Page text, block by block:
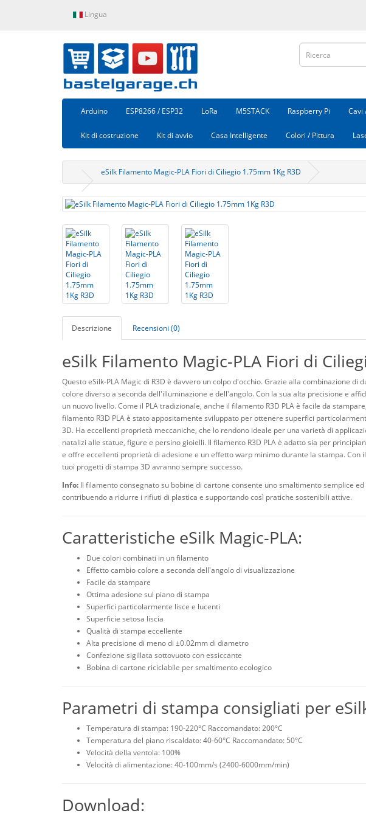
Lingua
Arduino ESP8266 / ESP32 LoRa M5STACK Raspberry Pi Cavi
Kit di costruzione Kit di avvio Casa Intelligente Colori / Pittura
eSilk Filamento Magic-PLA Fiori di Ciliegio 1.75mm 1Kg R3D
Descrizione Recensioni (0)
eSilk Filamento Magic-PLA Fiori di
Questo eSilk-PLA Magic di R3D è davvero un colpo d'occhio. Grazie alla combinazione di
colore diverso a seconda dell'illuminazione e dell'angolo. Con la sua alta precisione e
un nuovo livello. Come il PLA tradizionale, anche il filamento R3D PLA è facile da
filamento R3D PLA è stato appositamente sviluppato per ottenere superfici
3D. Ha eccellenti proprietà meccaniche, che lo rendono ideale per una varietà di
natalizi alle statue, figure e persino gioielli. Il filamento R3D PLA è adatto sia per
e offre eccellenti proprietà di adesione e un effetto warp minimo durante la stampa. Con
tuoi progetti di stampa 3D avranno sempre successo.
Info: Il filamento consegnato su bobine di cartone consente uno smaltimento semplice
contribuendo a ridurre i rifiuti di plastica e supportando così pratiche sostenibili attive.
Caratteristiche eSilk Magic-PLA:
Due colori combinati in un filamento
Effetto cambio colore a seconda dell'angolo di visualizzazione
Facile da stampare
Ottima adesione sul piano di stampa
Superfici particolarmente lisce e lucenti
Superficie setosa liscia
Qualità di stampa eccellente
Alta precisione di meno di ±0.02mm di diametro
Confezione sigillata sottovuoto con essiccante
Bobina di cartone riciclabile per smaltimento ecologico
Parametri di stampa consigliati per
Temperatura di stampa: 190-220°C Raccomandato: 200°C
Temperatura del piano riscaldato: 40-60°C Raccomandato: 50°C
Velocità della ventola: 100%
Velocità di alimentazione: 40-100mm/s (2400-6000mm/min)
Download: